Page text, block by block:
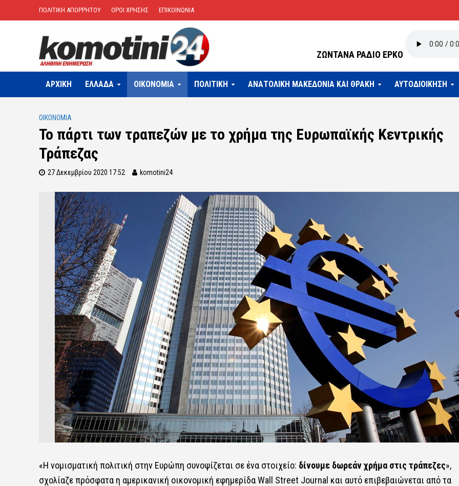
ΠΟΛΙΤΙΚΗ ΑΠΟΡΡΗΤΟΥ ΟΡΟΙ ΧΡΗΣΗΣ ΕΠΙΚΟΙΝΩΝΙΑ
ΖΩΝΤΑΝΑ ΡΑΔΙΟ ΕΡΚΟ
ΑΡΧΙΚΗ ΕΛΛΑΔΑ OIKONOMIA ΠΟΛΙΤΙΚΗ ΑΝΑΤΟΛΙΚΗ ΜΑΚΕΔΟΝΙΑ ΚΑΙ ΘΡΑΚΗ ΑΥΤΟΔΙΟΙΚΗΣΗ
OIKONOMIA
Το πάρτι των τραπεζών με το χρήμα της Ευρωπαϊκής Κεντρικής
Τράπεζας
27 Δεκεμβρίου 2020 17:52 komotini24
«Η νομισματική πολιτική στην Ευρώπη συνοψίζεται σε ένα στοιχείο: δίνουμε δωρεάν χρήμα στις τράπεζες»,
σχολίαζε πρόσφατα η αμερικανική οικονομική εφημερίδα Wall Street Journal και αυτό επιβεβαιώνεται από τα